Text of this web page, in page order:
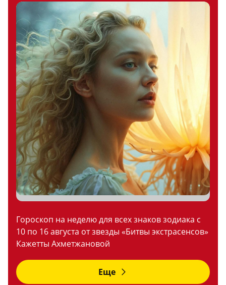
Гороскоп на неделю для всех знаков зодиака с
10 по 16 августа от звезды «Битвы экстрасенсов»
Кажетты Ахметжановой
Еще